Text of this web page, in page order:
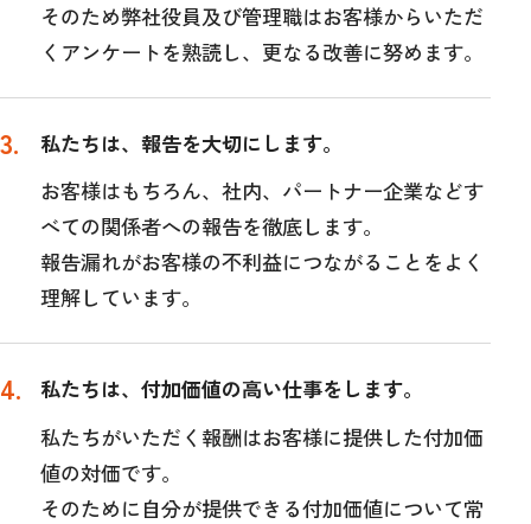
そのため弊社役員及び管理職はお客様からいただ
くアンケートを熟読し、更なる改善に努めます。
私たちは、報告を大切にします。
お客様はもちろん、社内、パートナー企業などす
べての関係者への報告を徹底します。
報告漏れがお客様の不利益につながることをよく
理解しています。
私たちは、付加価値の高い仕事をします。
私たちがいただく報酬はお客様に提供した付加価
値の対価です。
そのために自分が提供できる付加価値について常